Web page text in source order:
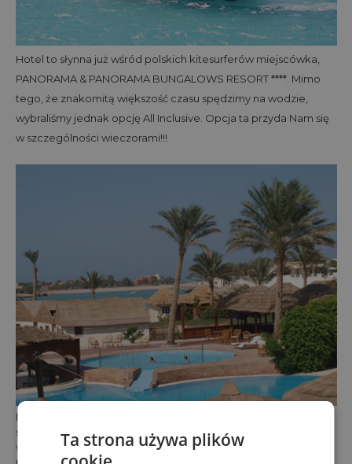
Hotel to słynna już wśród polskich kitesurferów miejscówka,
PANORAMA & PANORAMA BUNGALOWS RESORT ****. Mimo
tego, że znakomitą większość czasu spędzimy na wodzie,
wybraliśmy jednak opcję All Inclusive. Opcja ta przyda Nam się
w szczególności wieczorami!!!
Nowowybudowany hotel położony w samym sercu El Gouny,
składający się z budynku głównego i bungalowów
wybudowanych na wodzie. Kompleks usytuowany nad
Ta strona używa plików